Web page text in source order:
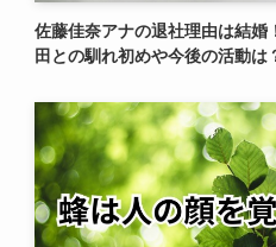
佐藤佳奈アナの退社理由は結婚
田との馴れ初めや今後の活動は